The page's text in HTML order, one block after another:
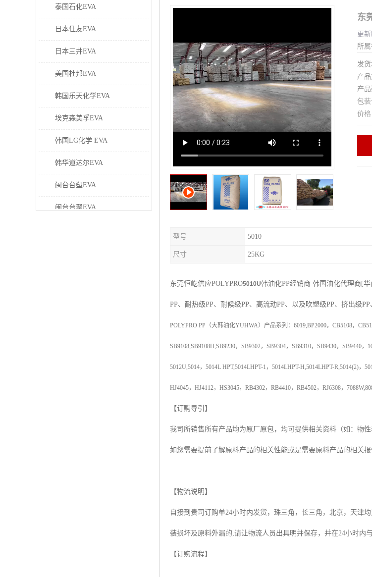
泰国石化EVA
日本住友EVA
日本三井EVA
美国杜邦EVA
韩国乐天化学EVA
埃克森美孚EVA
韩国LG化学 EVA
韩华道达尔EVA
闽台台塑EVA
闽台台聚EVA
东
更
所属
发
产
产
包
价格
型号 5010
尺寸 25KG
东莞恒屹供应POLYPRO5010U韩油化PP经销商 韩国油化代理商 [华
PP、耐热级PP、耐候级PP、高流动PP、以及吹塑级PP、挤出级PP
POLYPRO PP （大韩油化YUHWA）产品系列： 6019,BP2000， CB5108，
SB9108,SB9108H,SB9230， SB9302， SB9304， SB9310， SB9430， SB9440，
5012U,5014， 5014L HPT,5014LHPT-1 ， 5014LHPT-H,5014LHPT-R,5014(2)，
HJ4045， HJ4112， HS3045， RB4302， RB4410， RB4502， RJ6308，
【订购导引】
我司所销售所有产品均为原厂原包，均可提供相关资料（如：物性
如您需要提前了解原料产品的相关性能或是需要原料产品的相关
【物流说明】
自接到贵司订购单24小时内发货，珠三角，长三角，北京，天津
装损坏及原料外漏的,请让物流人员出具明并保存，并在24小时内
【订购流程】